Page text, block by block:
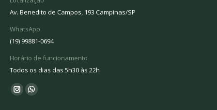
new new
Av. Benedito de Campos, 193 Campinas/SP
WhatsApp
(19) 99881-0694
Horário de funcionamento
Todos os dias das 5h30 às 22h
Encontre-nos em:
InstagramWhatsapp